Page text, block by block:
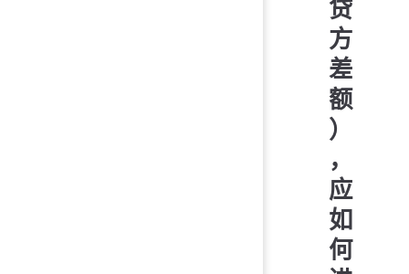
贷
方
差
额
）
，
应
如
何